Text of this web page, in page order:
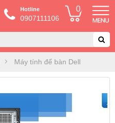
Hotline
0907111106
0
Máy tính để bàn Dell